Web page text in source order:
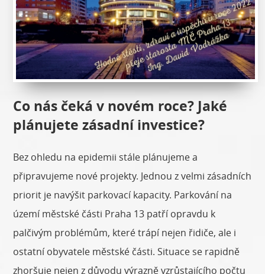
Co nás čeká v novém roce? Jaké
plánujete zásadní investice?
Bez ohledu na epidemii stále plánujeme a
připravujeme nové projekty. Jednou z velmi zásadních
priorit je navýšit parkovací kapacity. Parkování na
území městské části Praha 13 patří opravdu k
palčivým problémům, které trápí nejen řidiče, ale i
ostatní obyvatele městské části. Situace se rapidně
zhoršuje nejen z důvodu výrazně vzrůstajícího počtu